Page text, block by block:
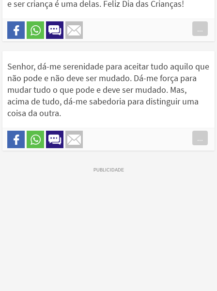
e ser criança é uma delas. Feliz Dia das Crianças!
...
Senhor, dá-me serenidade para aceitar tudo aquilo que
não pode e não deve ser mudado. Dá-me força para
mudar tudo o que pode e deve ser mudado. Mas,
acima de tudo, dá-me sabedoria para distinguir uma
coisa da outra.
...